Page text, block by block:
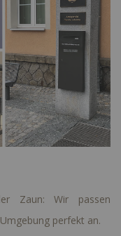
Zaun: Wir passen
perfekt an.